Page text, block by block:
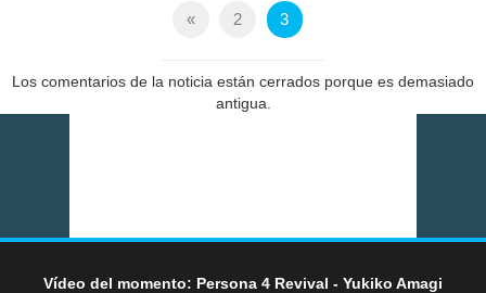
« 2 3
Los comentarios de la noticia están cerrados porque es demasiado
antigua.
Vídeo del momento: Persona 4 Revival - Yukiko Amagi